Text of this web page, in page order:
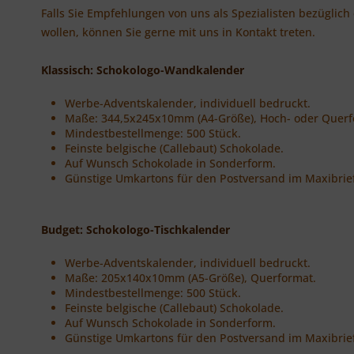
Falls Sie Empfehlungen von uns als Spezialisten
wollen, können Sie gerne mit uns in Kontakt treten.
Klassisch: Schokologo-Wandkalender
Werbe-Adventskalender, individuell bedruckt.
Maße: 344,5x245x10mm (A4-Größe), Hoch- oder
Mindestbestellmenge: 500 Stück.
Feinste belgische (Callebaut) Schokolade.
Auf Wunsch Schokolade in Sonderform.
Günstige Umkartons für den Postversand im
Budget: Schokologo-Tischkalender
Werbe-Adventskalender, individuell bedruckt.
Maße: 205x140x10mm (A5-Größe), Querformat.
Mindestbestellmenge: 500 Stück.
Feinste belgische (Callebaut) Schokolade.
Auf Wunsch Schokolade in Sonderform.
Günstige Umkartons für den Postversand im